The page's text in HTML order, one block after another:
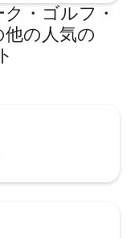
・ゴルフ・
の人⁠気⁠の